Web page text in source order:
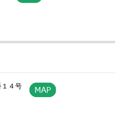
１４号